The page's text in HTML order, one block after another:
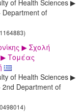
of Health Sciences ▶
of
▶ Σχολή
▶ Τομέας
of Health Sciences ▶
Department of